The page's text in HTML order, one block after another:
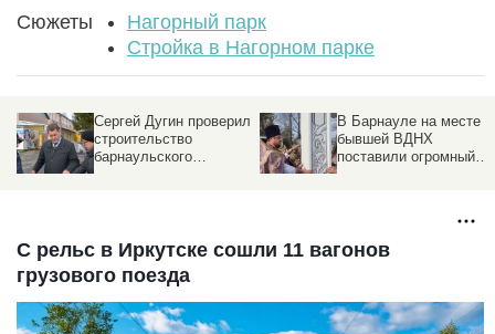
Сюжеты
Нагорный парк
Стройка в Нагорном парке
Дугин проверил
В Барнауле на месте
бывшей ВДНХ
поставили огромный
бетонный крест
На
С рельс в Иркутске сошли 11 вагонов
грузового поезда